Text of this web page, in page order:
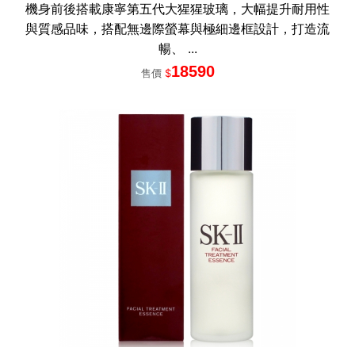
機身前後搭載康寧第五代大猩猩玻璃，大幅提升耐用性
與質感品味，搭配無邊際螢幕與極細邊框設計，打造流
暢、 ...
售價 $18590